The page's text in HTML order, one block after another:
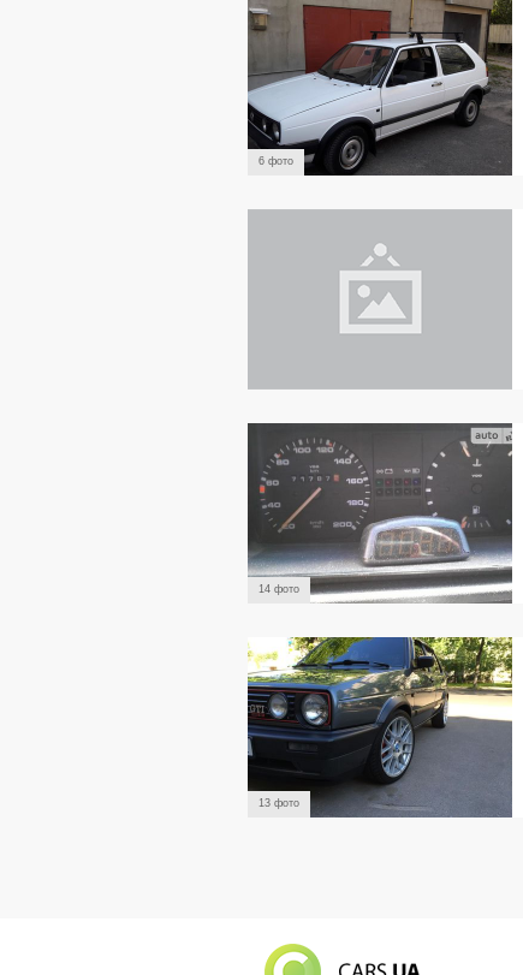
6 фото
14 фото
13 фото